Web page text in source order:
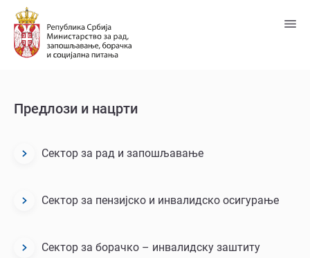
Пређи
главни
садржај
Предлози и нацрти
Dokumenti/predlozi-
Сектор за рад и запошљавање
Сектор за пензијско и инвалидско осигурање
Сектор за борачкo – инвалидску заштиту